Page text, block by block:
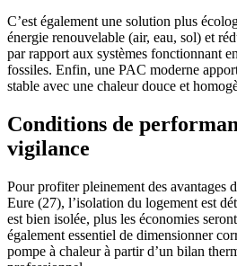
C’est également une solution plus
énergie renouvelable (air, eau, sol) et
par rapport aux systèmes fonctionnant
fossiles. Enfin, une PAC moderne
stable avec une chaleur douce et
Conditions de
vigilance
Pour profiter pleinement des avantages
Eure (27), l’isolation du logement est
est bien isolée, plus les économies
également essentiel de dimensionner
pompe à chaleur à partir d’un bilan